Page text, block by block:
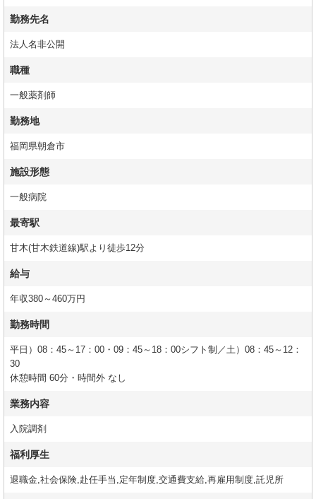
勤務先名
法人名非公開
職種
一般薬剤師
勤務地
福岡県朝倉市
施設形態
一般病院
最寄駅
甘木(甘木鉄道線)駅より徒歩12分
給与
年収380～460万円
勤務時間
平日）08：45～17：00・09：45～18：00シフト制／土）08：45～12：
30
休憩時間 60分・時間外 なし
業務内容
入院調剤
福利厚生
退職金,社会保険,赴任手当,定年制度,交通費支給,再雇用制度,託児所